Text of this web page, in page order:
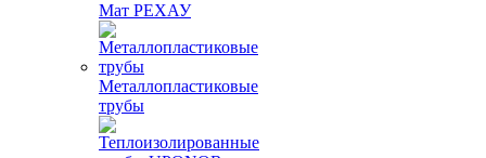
Мат РЕХАУ
Металлопластиковые
трубы